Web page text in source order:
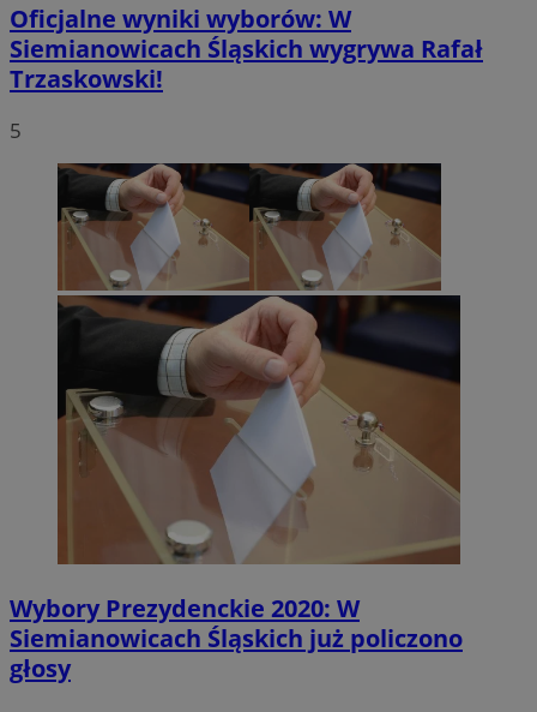
Oficjalne wyniki wyborów: W
Siemianowicach Śląskich wygrywa Rafał
Trzaskowski!
5
Wybory Prezydenckie 2020: W
Siemianowicach Śląskich już policzono
głosy